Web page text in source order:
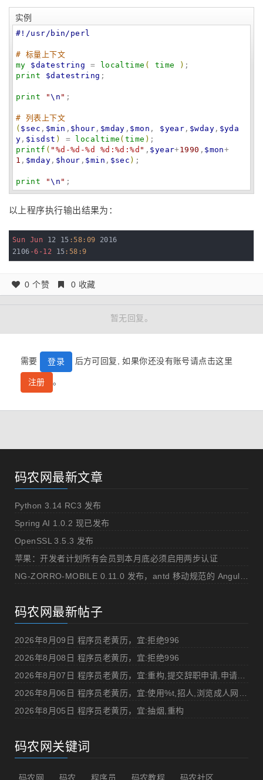
实例
#!/usr/bin/perl
# 标量上下文
my
$datestring = localtime ( time )
print
$datestring ;
print "\n " ;
# 列表上下文
( $sec , $min , $hour , $mday , $mon , $year , $wday , $yda
y , $isdst ) = localtime ( time )
printf ( " %d-%d-%d %d:%d:%d " , $year+1990 , $mon+
1 , $mday , $hour , $min , $sec ) ;
print "\n " ;
以上程序执行输出结果为：
Sun Jun 12 15 :58:09 2016
2106 -6-12 15:58 :9
0 个赞 0 收藏
暂无回复。
需要 登录 后方可回复, 如果你还没有账号请点击这里
注册 。
码农网最新文章
Python 3.14 RC3 发布
Spring AI 1.0.2 现已发布
OpenSSL 3.5.3 发布
苹果：开发者计划所有会员到本月底必须启用两步认证
码农网最新帖子
2026年8月09日 程序员老黄历，宜:拒绝996
2026年8月08日 程序员老黄历，宜:拒绝996
2026年8月05日 程序员老黄历，宜:抽烟,重构
码农网关键词
码农网 码农 程序员 码农教程 码农社区